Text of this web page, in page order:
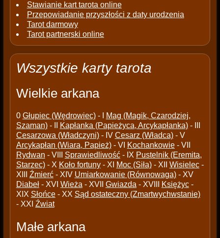
Stawianie kart tarota online
Przepowiadanie przyszłości z daty urodzenia
Tarot darmowy
Tarot partnerski online
Wszystkie karty tarota
Wielkie arkana
0 Głupiec (Wędrowiec)- I
Mag (Magik, Czarodziej,
Szaman)- II Kapłanka (Papieżyca, Arcykapłanka)- III
Cesarzowa (Władczyni)- IV Cesarz (Władca)- V
Arcykapłan (Wiara, Papież)- VI Kochankowie- VII
Rydwan - VIII Sprawiedliwość- IX Pustelnik (Eremita,
Starzec)- X Koło fortuny- XI Moc (Siła)- XII Wisielec-
XIII Źmierć- XIV Umiarkowanie (Równowaga)- XV
Diabeł- XVI Wieża - XVII Gwiazda - XVIII Księżyc-
XIX Słońce- XX Sąd ostateczny (Zmartwychwstanie)
- XXI Źwiat
Małe arkana